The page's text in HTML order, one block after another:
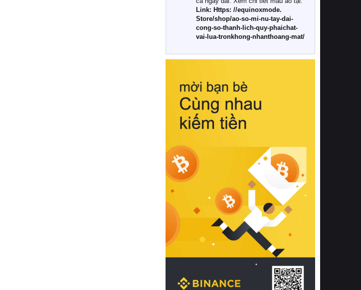
thường, những bộ chăn ga gối đệm
cao cấp trải qua quy trình sản xuất
nghiêm ngặt từ khâu chọn lọc nguyên
liệu tự nhiên đến công nghệ dệt
nhuộm hiện đại không chứa hóa chất
này, bạn sẽ cảm nhận rõ rệt sự khác
hồi chuẩn xác của phần đệm nâng đỡ
cột sống.
Bên cạnh đó, việc lựa chọn các dòng
sản phẩm đạt chuẩn chất lượng quốc
tế còn giúp ngăn ngừa tình trạng kích
khuẩn và nấm mốc trong điều kiện
thời tiết nóng ẩm. Bạn có thể tìm hiểu
thêm các nghiên cứu khoa học về tác
động của giấc ngủ và môi trường
phòng ngủ đối với sức khỏe con
người tại Sleep Foundation (External
Link) để có cái nhìn toàn diện hơn.
2. Các tiêu chí vàng khi lựa chọn
chăn ga gối đệm cao cấp cho phòng
ngủ
Để sở hữu một bộ chăn ga gối đệm
cao cấp hoàn hảo cả về thẩm mỹ lẫn
công năng, người tiêu dùng cần cân
nhắc kỹ lưỡng các tiêu chí quan trọng
Link: Https: //equinoxmode.
Store/shop/ao-so-mi-nu-tay-dai-
cong-so-thanh-lich-quy-phaichat-
vai-lua-tronkhong-nhanthoang-mat/